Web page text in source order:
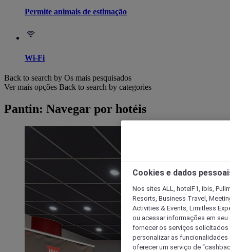
Permite animais de estimação
Wi-Fi
Back to search by Os mais pesquisados
Ver mais opções Back to search by categories
Pantin: Navegar por hotéis
Cookies e dados
Nos sites ALL, hotelF1, ibis,
Resorts, Business Travel,
Activities & Events, Limitless
ou acessar informações em
fornecer os serviços solicitados
personalizar as
oferecer um serviço de